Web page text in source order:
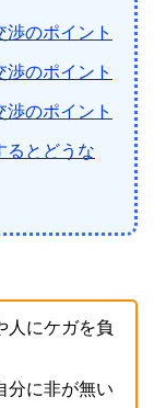
のポイント
渉のポイント
のポイント
るとどうな
人にケガを負
分に非が無い